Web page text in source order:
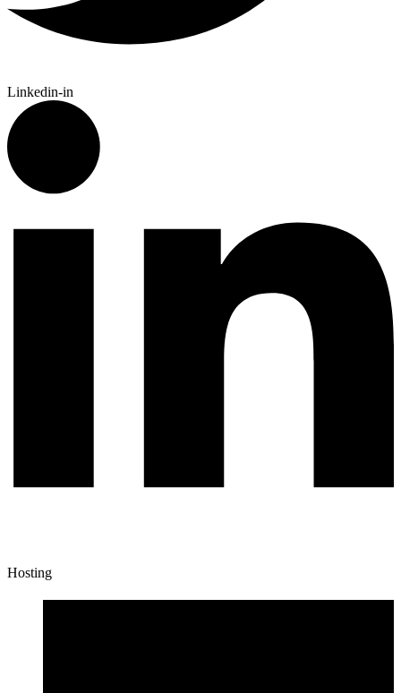
Linkedin-in
Hosting